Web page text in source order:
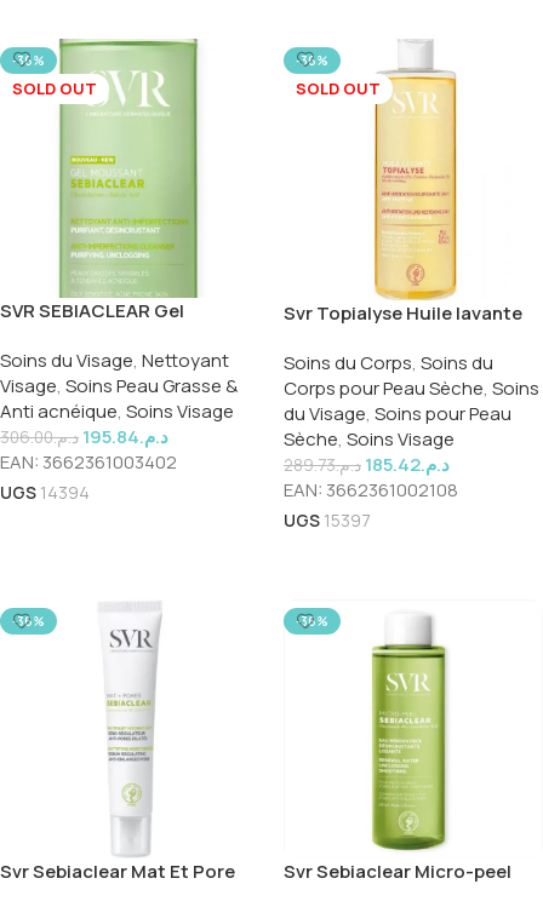
-36%
SOLD OUT
SVR SEBIACLEAR Gel
Soins du Visage, Nettoyant
Visage, Soins Peau Grasse &
Anti acnéique, Soins Visage
د.م.306.00 د.م.195.84
EAN: 3662361003402
UGS 14394
-36%
SOLD OUT
Svr Topialyse Huile lavante
Soins du Corps, Soins du
Corps pour Peau Sèche, Soins
du Visage, Soins pour Peau
Sèche, Soins Visage
د.م.289.73 د.م.185.42
EAN: 3662361002108
UGS 15397
-36%
Svr Sebiaclear Mat Et Pore
-36%
Svr Sebiaclear Micro-peel